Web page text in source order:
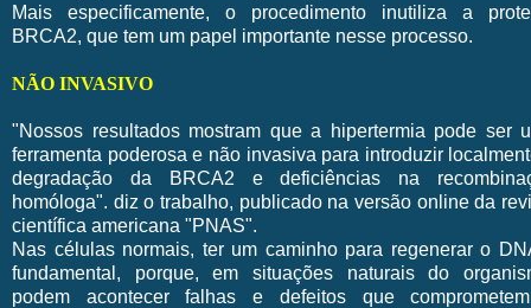
Mais especificamente, o procedimento inutiliza a
BRCA2, que tem um papel importante nesse processo.
NÃO INVASIVO
"Nossos resultados mostram que a hipertermia pode ser
ferramenta poderosa e não invasiva para introduzir
degradação da BRCA2 e deficiências na
homóloga". diz o trabalho, publicado na versão online da
científica americana "PNAS".
Nas células normais, ter um caminho para regenerar o
fundamental, porque, em situações naturais do
podem acontecer falhas e defeitos que